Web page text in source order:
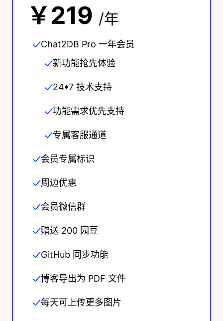
￥219 /年
Chat2DB Pro 一年会员
新功能抢先体验
24*7 技术支持
功能需求优先支持
专属客服通道
会员专属标识
周边优惠
会员微信群
赠送 200 园豆
GitHub 同步功能
博客导出为 PDF 文件
每天可上传更多图片